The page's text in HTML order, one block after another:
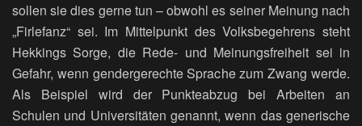
sollen sie dies gerne tun – obwohl es seiner Meinung nach
„Firlefanz“ sei. Im Mittelpunkt des Volksbegehrens steht
Hekkings Sorge, die Rede- und Meinungsfreiheit sei in
Gefahr, wenn gendergerechte Sprache zum Zwang werde.
Als Beispiel wird der Punkteabzug bei Arbeiten an
Schulen und Universitäten genannt, wenn das generische